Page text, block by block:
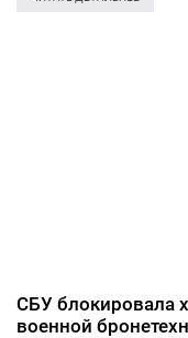
СБУ блокировала
военной